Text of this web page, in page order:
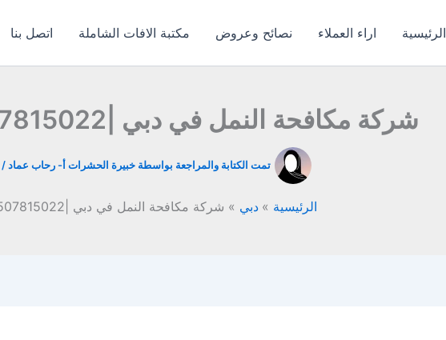
الرئيسية اراء العملاء نصائح وعروض مكتبة الافات الشاملة اتصل بنا
شركة مكافحة النمل في دبي |0507815022| طرد النمل
تمت الكتابة والمراجعة بواسطة خبيرة الحشرات أ- رحاب عماد/
الرئيسية دبي شركة مكافحة النمل في دبي |0507815022| طرد النمل